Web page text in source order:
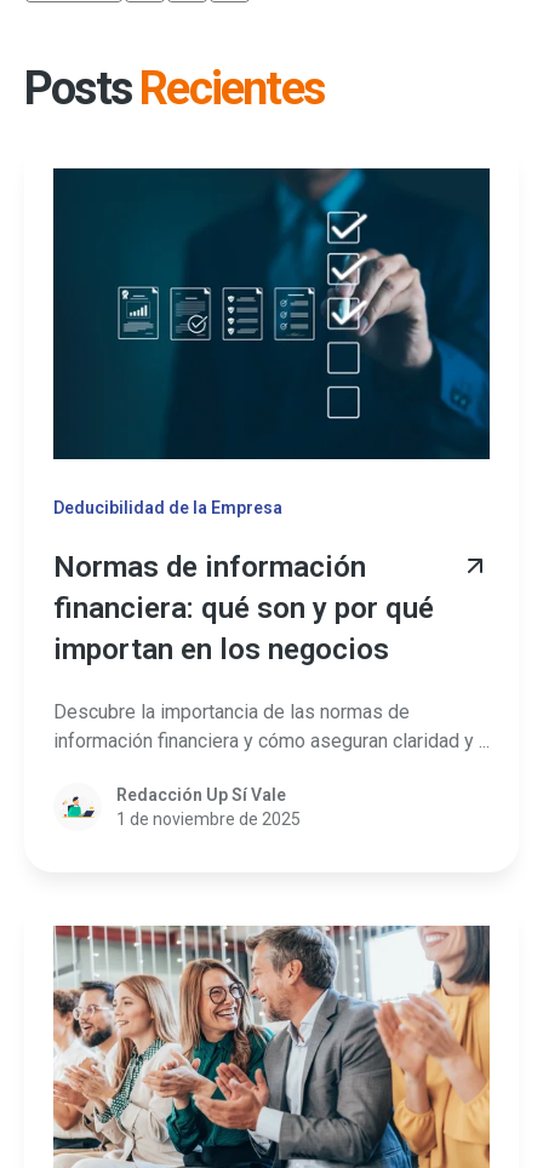
Posts Recientes
Deducibilidad de la Empresa
Normas de información
financiera: qué son y por qué
importan en los negocios
Descubre la importancia de las normas de
información financiera y cómo aseguran claridad y ...
Redacción Up Sí Vale
1 de noviembre de 2025